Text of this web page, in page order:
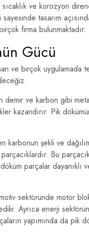
ve korozyon
tasarım
firma bulunmaktadır.
Gücü
ve birçok
demir ve karbon gibi
kazandırır. Pik
karbonun şekli ve
Bu
parçalar dayanıklı
sektöründe motor
Ayrıca enerji
yapımında da pik